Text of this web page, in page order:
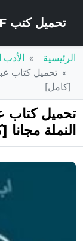
تحميل كتب PDF مجانا – كتب كو
الرئيسية
[كامل]
النملة مجانا